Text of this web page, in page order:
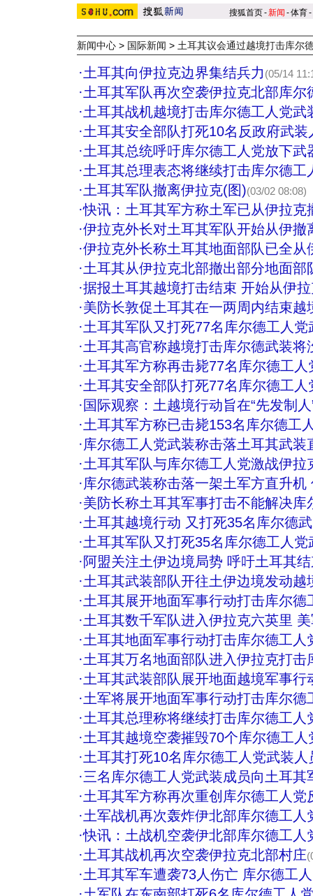
搜狐首页-新闻 -体育-
新闻中心 > 国际新闻 > 土耳其议会通过越境打击库尔
·土耳其向伊拉克边界集结兵力 (05/14
·土耳其军队再次空袭伊拉克北部库尔
·土耳其战机越境打击库尔德工人党武
·土耳其安全部队打死10名反政府武装
·土耳其总统呼吁库尔德工人党放下武
·土耳其总理表态将继续打击库尔德工
·土耳其军队撤离伊拉克(图)(03/02 08:08)
·快讯：土耳其军方称土军已从伊拉克
·伊拉克外长对土耳其军队开始从伊撤
·伊拉克外长称土耳其地面部队已全从
·土耳其从伊拉克北部撤出部分地面部
·据报土耳其越境打击结束 开始从伊
·美防长敦促土耳其在一两周内结束越
·土耳其军队又打死77名库尔德工人党
·土耳其高官称越境打击库尔德武装将
·土耳其军方称再击毙77名库尔德工人
·土耳其安全部队打死77名库尔德工人
·国际观察：土越境行动旨在“先发制
·土耳其军方称已击毙153名库尔德工
·库尔德工人党武装称击落土耳其武装
·土耳其军队与库尔德工人党激战伊拉
·库尔德武装称击落一架土军方直升机
·美防长称土耳其军事打击不能解决库
·土耳其越境行动 又打死35名库尔德
·土耳其军队又打死35名库尔德工人党
·阿盟关注土伊边境局势 呼吁土耳其
·土耳其武装部队开往土伊边境发动越
·土耳其展开地面军事行动打击库尔德
·土耳其数千军队进入伊拉克六英里
·土耳其地面军事行动打击库尔德工人
·土耳其万名地面部队进入伊拉克打击
·土耳其武装部队展开地面越境军事行
·土军将展开地面军事行动打击库尔德
·土耳其总理称将继续打击库尔德工人
·土耳其越境空袭摧毁70个库尔德工人
·土耳其打死10名库尔德工人党武装
·三名库尔德工人党武装成员向土耳其
·土耳其军方称再次重创库尔德工人党
·土军战机再次轰炸伊北部库尔德工人
·快讯：土战机空袭伊北部库尔德工人
·土耳其战机再次空袭伊拉克北部村庄
·土耳其军车遭袭73人伤亡 库尔德工